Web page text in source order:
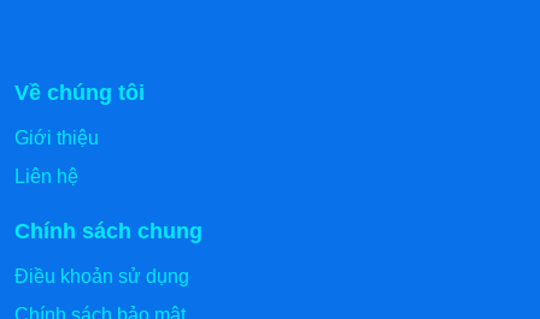
Về chúng tôi
Giới thiệu
Liên hệ
Chính sách chung
Điều khoản sử dụng
Chính sách bảo mật